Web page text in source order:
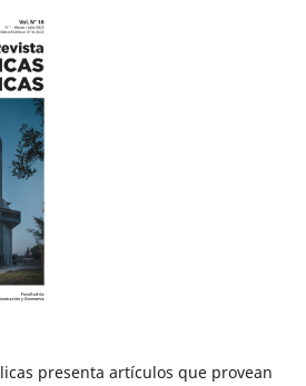
presenta artículos que provean